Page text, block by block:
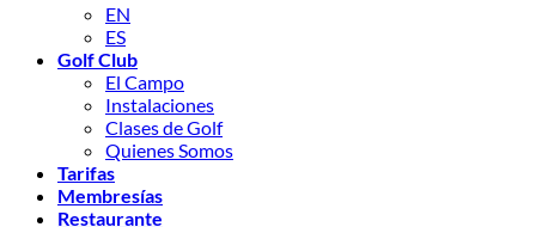
EN
ES
Golf Club
El Campo
Instalaciones
Clases de Golf
Quienes Somos
Tarifas
Membresías
Restaurante